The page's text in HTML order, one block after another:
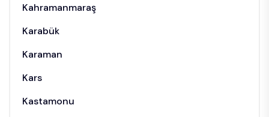
Kahramanmaraş
Karabük
Karaman
Kars
Kastamonu